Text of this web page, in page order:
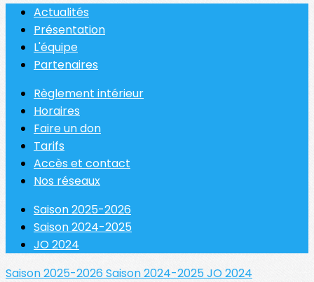
Actualités
Présentation
L'équipe
Partenaires
Règlement intérieur
Horaires
Faire un don
Tarifs
Accès et contact
Nos réseaux
Saison 2025-2026
Saison 2024-2025
JO 2024
Saison 2025-2026Saison 2024-2025JO 2024